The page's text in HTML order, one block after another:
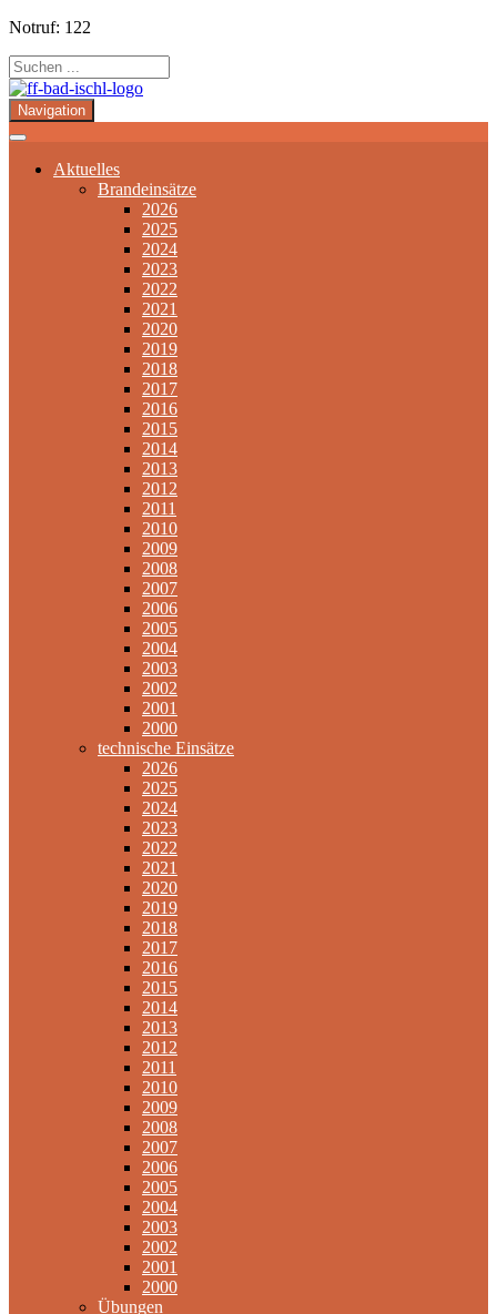
Notruf: 122
Navigation
Aktuelles
Brandeinsätze
2026
2025
2024
2023
2022
2021
2020
2019
2018
2017
2016
2015
2014
2013
2012
2011
2010
2009
2008
2007
2006
2005
2004
2003
2002
2001
2000
technische Einsätze
2026
2025
2024
2023
2022
2021
2020
2019
2018
2017
2016
2015
2014
2013
2012
2011
2010
2009
2008
2007
2006
2005
2004
2003
2002
2001
2000
Übungen